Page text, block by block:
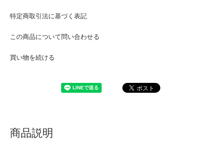
特定商取引法に基づく表記
この商品について問い合わせる
買い物を続ける
商品説明